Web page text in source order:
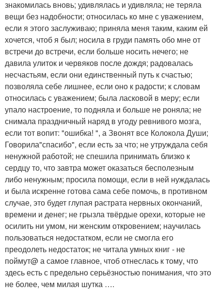
знакомилась вновь; удивлялась и удивляла; не теряла
вещи без надобности; относилась ко мне с уважением,
если я этого заслуживаю; приняла меня таким, каким ей
хочется, чтоб я был; носила в груди память обо мне от
встречи до встречи, если больше носить нечего; не
давила улиток и червяков после дождя; радовалась
несчастьям, если они единственный путь к счастью;
позволяла себе лишнее, если оно к радости; к словам
относилась с уважением; была ласковой в меру; если
упало настроение, то подняла и больше не роняла; не
снимала праздничный наряд в угоду ревнивого мозга,
если тот вопит: "ошибка! ", а Звонят все Колокола Души;
Говорила"спасибо", если есть за что; не утруждала себя
ненужной работой; не спешила принимать близко к
сердцу то, что завтра может оказаться бесполезным
либо ненужным; просила помощи, если в ней нуждалась
и была искренне готова сама себе помочь, в противном
случае, это будет глупая растрата нервных окончаний,
времени и денег; не грызла твёрдые орехи, которые не
осилить ни умом, ни женским откровением; научилась
пользоваться недостатком, если не смогла его
преодолеть недостаток; не читала умных книг - не
поймут@ а самое главное, чтоб отнеслась к тому, что
здесь есть с предельно серьёзностью понимания, что это
не более, чем милая шутка ….